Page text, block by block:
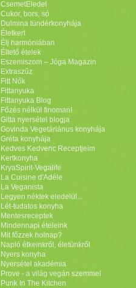
CsemetEledel
Cukor, bors, só
Dulmina tündérkonyhája
Életkert
Élj harmóniában
Éltető ételek
Eszemiszom – Jóga Magazin
Extraszűz
Fitt Nők
Fittanyuka
Fittanyuka Blog
Főzés nélkül finoman!
Gitta nyersétel blogja
Govinda Vegetáriánus konyhája
Gréta konyhája
Kedves Kedvenc Receptjeim
Kertkonyha
KryaSpirit-Vegalife
La Cuisine d'Adéle
La Veganista
Legyen néktek eledelül...
Lét-tudatos konyha
Mentesreceptek
Mindennapi ételeink
Mit főzzek holnap?
Napló étkeinkről, életünkről
Nyers konyha
Nyersétel akadémia
Prove - a világ vegán szemmel
Punk In The Kitchen